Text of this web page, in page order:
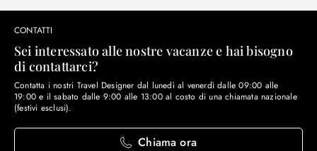
CONTATTI
Sei interessato alle nostre vacanze e hai bisogno
di contattarci?
Contatta i nostri Travel Designer dal lunedì al venerdì dalle 09:00 alle
19:00 e il sabato dalle 9:00 alle 13:00 al costo di una chiamata nazionale
(festivi esclusi).
Chiama ora